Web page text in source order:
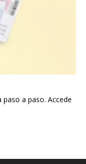
paso a paso. Accede